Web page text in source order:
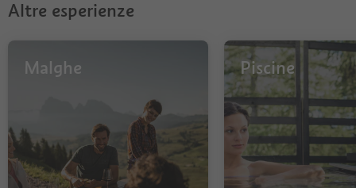
Altre esperienze
Malghe Piscine